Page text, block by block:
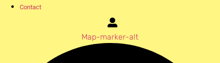
Contact
Map-marker-alt